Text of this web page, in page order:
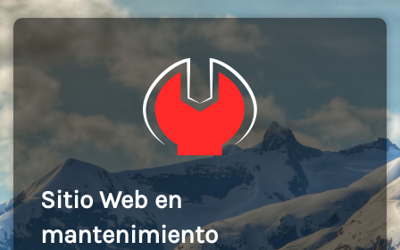
Sitio Web en
mantenimiento